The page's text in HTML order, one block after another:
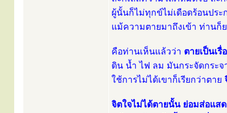
ผู้นั้นก็ไม่ทุกข์ไม่เดือดร้อนประ
แม้ความตายมาถึงเข้า ท่านก็
คือท่านเห็นแล้วว่า ตายเป็นเ
ดิน น้ำ ไฟ ลม มันกระจัดกระจ
ใช้การไม่ได้เขาก็เรียกว่าตาย
จิตใจไม่ได้ตายนั้น ย่อมส่อแส